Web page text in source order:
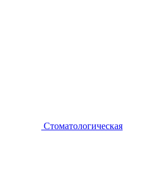
Стоматологическая